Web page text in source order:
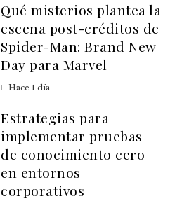
Qué misterios plantea la
escena post-créditos de
Spider-Man: Brand New
Day para Marvel
Hace 1 día
Estrategias para
implementar pruebas
de conocimiento cero
en entornos
corporativos